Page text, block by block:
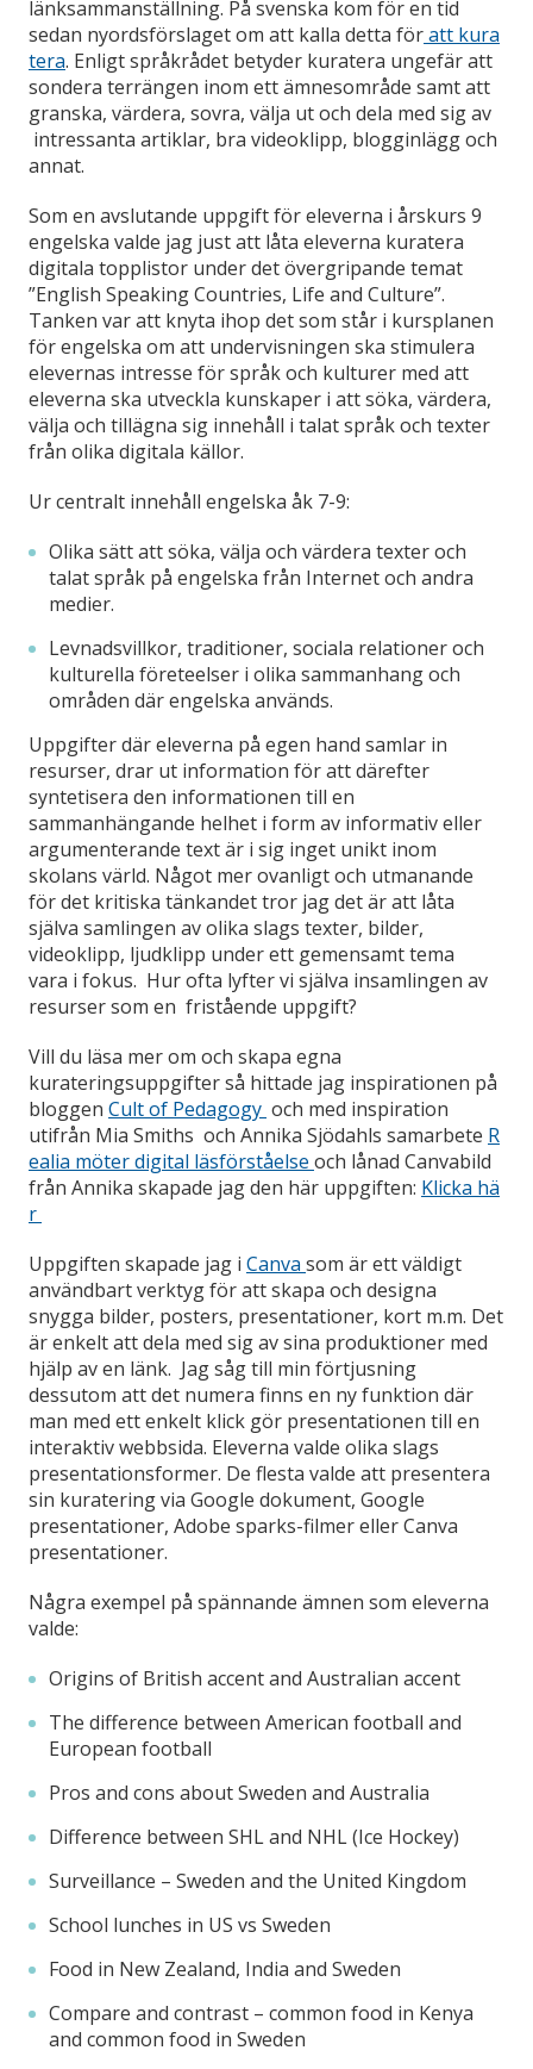
länksammanställning. På svenska kom för en tid
sedan nyordsförslaget om att kalla detta föratt kura
tera. Enligt språkrådet betyder kuratera ungefär att
sondera terrängen inom ett ämnesområde samt att
granska, värdera, sovra, välja ut och dela med sig av
intressanta artiklar, bra videoklipp, blogginlägg och
annat.
Som en avslutande uppgift för eleverna i årskurs 9
engelska valde jag just att låta eleverna kuratera
digitala topplistor under det övergripande temat
”English Speaking Countries, Life and Culture”.
Tanken var att knyta ihop det som står i kursplanen
för engelska om att undervisningen ska stimulera
elevernas intresse för språk och kulturer med att
eleverna ska utveckla kunskaper i att söka, värdera,
välja och tillägna sig innehåll i talat språk och texter
från olika digitala källor.
Ur centralt innehåll engelska åk 7-9:
Olika sätt att söka, välja och värdera texter och
talat språk på engelska från Internet och andra
medier.
Levnadsvillkor, traditioner, sociala relationer och
kulturella företeelser i olika sammanhang och
områden där engelska används.
Uppgifter där eleverna på egen hand samlar in
resurser, drar ut information för att därefter
syntetisera den informationen till en
sammanhängande helhet i form av informativ eller
argumenterande text är i sig inget unikt inom
skolans värld. Något mer ovanligt och utmanande
för det kritiska tänkandet tror jag det är att låta
själva samlingen av olika slags texter, bilder,
videoklipp, ljudklipp under ett gemensamt tema
vara i fokus. Hur ofta lyfter vi själva insamlingen av
resurser som en fristående uppgift?
Vill du läsa mer om och skapa egna
kurateringsuppgifter så hittade jag inspirationen på
bloggen Cult of Pedagogy och med inspiration
utifrån Mia Smiths och Annika Sjödahls samarbete R
ealia möter digital läsförståelse och lånad Canvabild
från Annika skapade jag den här uppgiften: Klicka hä
r
Uppgiften skapade jag i Canva som är ett väldigt
användbart verktyg för att skapa och designa
snygga bilder, posters, presentationer, kort m.m. Det
är enkelt att dela med sig av sina produktioner med
hjälp av en länk. Jag såg till min förtjusning
dessutom att det numera finns en ny funktion där
man med ett enkelt klick gör presentationen till en
interaktiv webbsida. Eleverna valde olika slags
presentationsformer. De flesta valde att presentera
sin kuratering via Google dokument, Google
presentationer, Adobe sparks-filmer eller Canva
presentationer.
Några exempel på spännande ämnen som eleverna
valde:
Origins of British accent and Australian accent
The difference between American football and
European football
Pros and cons about Sweden and Australia
Difference between SHL and NHL (Ice Hockey)
Surveillance – Sweden and the United Kingdom
School lunches in US vs Sweden
Food in New Zealand, India and Sweden
Compare and contrast – common food in Kenya
and common food in Sweden